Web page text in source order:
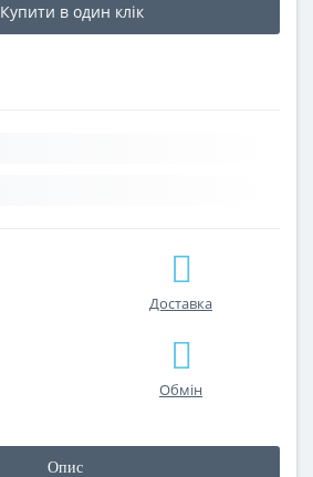
Купити в один клік
Доставка
Обмін
Опис